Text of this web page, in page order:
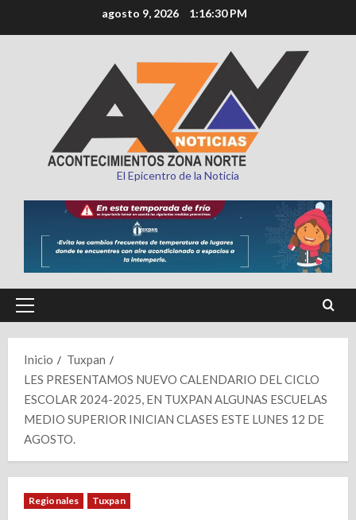
al
agosto 9, 2026 1:16:31 PM
El Epicentro de la Noticia
Menú
Inicio
Tuxpan
LES PRESENTAMOS NUEVO CALENDARIO DEL CICLO
ESCOLAR 2024-2025, EN TUXPAN ALGUNAS ESCUELAS
MEDIO SUPERIOR INICIAN CLASES ESTE LUNES 12 DE
AGOSTO.
Regionales Tuxpan